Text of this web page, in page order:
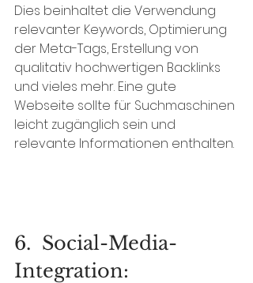
Dies beinhaltet die Verwendung
relevanter Keywords, Optimierung
der Meta-Tags, Erstellung von
qualitativ hochwertigen Backlinks
und vieles mehr. Eine gute
Webseite sollte für Suchmaschinen
leicht zugänglich sein und
relevante Informationen enthalten.
6.  Social-Media-
Integration: